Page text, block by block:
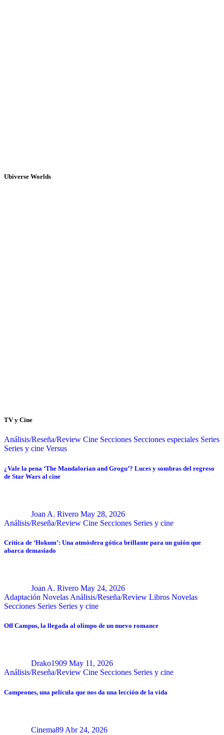
Ubiverse Worlds
TV y Cine
Análisis/Reseña/Review Cine Secciones Secciones especiales Series
Series y cine Versus
¿Vale la pena ‘The Mandalorian and Grogu’? Luces y sombras del regreso
de Star Wars al cine
Joan A. Rivero May 28, 2026
Análisis/Reseña/Review Cine Secciones Series y cine
Crítica de ‘Hokum’: Una atmósfera gótica brillante para un guión que
abarca demasiado
Joan A. Rivero May 24, 2026
Adaptación Novelas Análisis/Reseña/Review Libros Novelas
Secciones Series Series y cine
Off Campus, la llegada al olimpo de un nuevo romance
Drako1909 May 11, 2026
Análisis/Reseña/Review Cine Secciones Series y cine
Campeones, una película que nos da una lección de la vida
Cinema89 Abr 24, 2026